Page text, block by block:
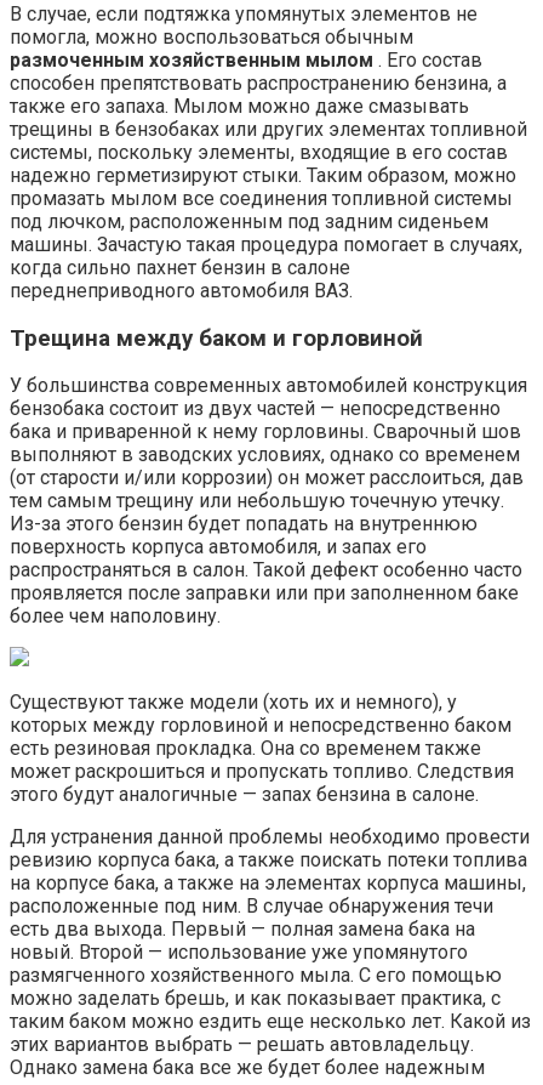
В случае, если подтяжка упомянутых элементов не
помогла, можно воспользоваться обычным
размоченным хозяйственным мылом . Его состав
способен препятствовать распространению бензина, а
также его запаха. Мылом можно даже смазывать
трещины в бензобаках или других элементах топливной
системы, поскольку элементы, входящие в его состав
надежно герметизируют стыки. Таким образом, можно
промазать мылом все соединения топливной системы
под лючком, расположенным под задним сиденьем
машины. Зачастую такая процедура помогает в случаях,
когда сильно пахнет бензин в салоне
переднеприводного автомобиля ВАЗ.
Трещина между баком и горловиной
У большинства современных автомобилей конструкция
бензобака состоит из двух частей — непосредственно
бака и приваренной к нему горловины. Сварочный шов
выполняют в заводских условиях, однако со временем
(от старости и/или коррозии) он может расслоиться, дав
тем самым трещину или небольшую точечную утечку.
Из-за этого бензин будет попадать на внутреннюю
поверхность корпуса автомобиля, и запах его
распространяться в салон. Такой дефект особенно часто
проявляется после заправки или при заполненном баке
более чем наполовину.
Существуют также модели (хоть их и немного), у
которых между горловиной и непосредственно баком
есть резиновая прокладка. Она со временем также
может раскрошиться и пропускать топливо. Следствия
этого будут аналогичные — запах бензина в салоне.
Для устранения данной проблемы необходимо провести
ревизию корпуса бака, а также поискать потеки топлива
на корпусе бака, а также на элементах корпуса машины,
расположенные под ним. В случае обнаружения течи
есть два выхода. Первый — полная замена бака на
новый. Второй — использование уже упомянутого
размягченного хозяйственного мыла. С его помощью
можно заделать брешь, и как показывает практика, с
таким баком можно ездить еще несколько лет. Какой из
этих вариантов выбрать — решать автовладельцу.
Однако замена бака все же будет более надежным